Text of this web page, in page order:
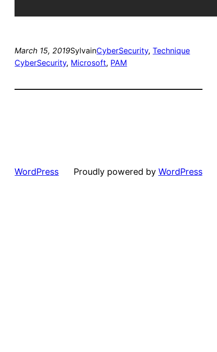
March 15, 2019SylvainCyberSecurity, Technique
CyberSecurity, Microsoft, PAM
WordPress Proudly powered by WordPress